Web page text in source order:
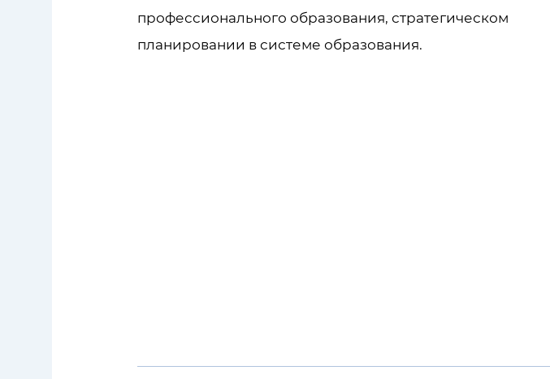
профессионального образования, стратегическом
планировании в системе образования.